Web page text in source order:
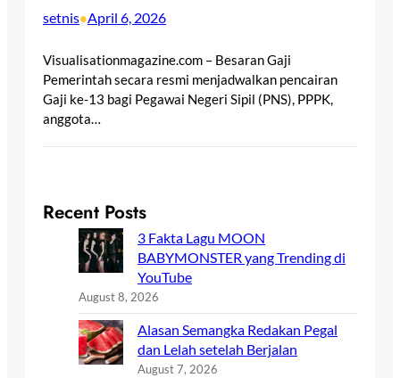
setnis•April 6, 2026
Visualisationmagazine.com – Besaran Gaji
Pemerintah secara resmi menjadwalkan pencairan
Gaji ke-13 bagi Pegawai Negeri Sipil (PNS), PPPK,
anggota…
Recent Posts
3 Fakta Lagu MOON
BABYMONSTER yang Trending di
YouTube
August 8, 2026
Alasan Semangka Redakan Pegal
dan Lelah setelah Berjalan
August 7, 2026